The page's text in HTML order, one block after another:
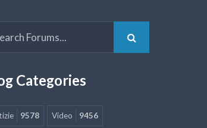
Categories
9578 Video 9456